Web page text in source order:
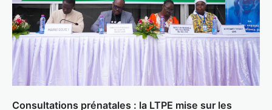
Consultations prénatales : la LTPE mise sur les